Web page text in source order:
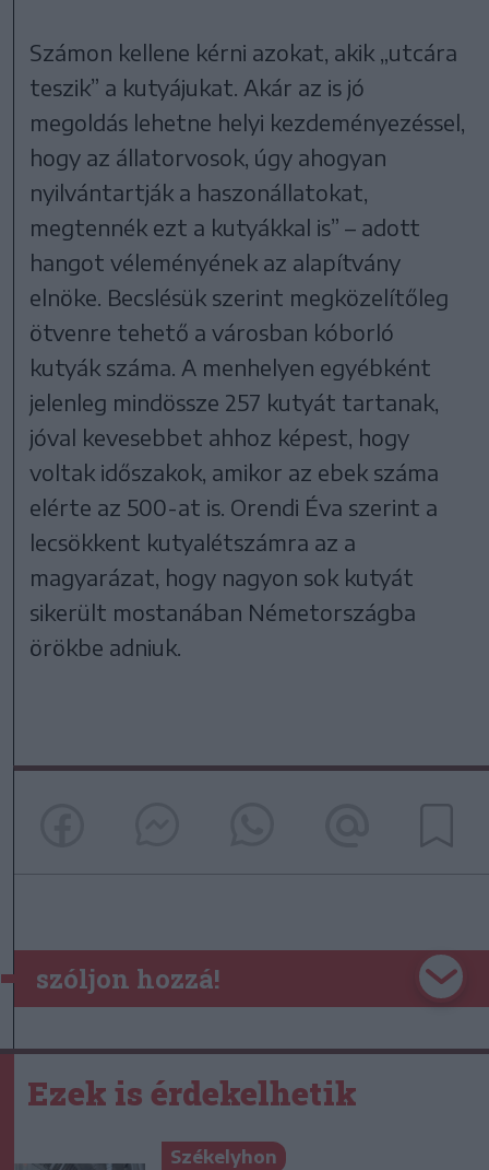
Számon kellene kérni azokat, akik „utcára
teszik” a kutyájukat. Akár az is jó
megoldás lehetne helyi kezdeményezéssel,
hogy az állatorvosok, úgy ahogyan
nyilvántartják a haszonállatokat,
megtennék ezt a kutyákkal is” – adott
hangot véleményének az alapítvány
elnöke. Becslésük szerint megközelítőleg
ötvenre tehető a városban kóborló
kutyák száma. A menhelyen egyébként
jelenleg mindössze 257 kutyát tartanak,
jóval kevesebbet ahhoz képest, hogy
voltak időszakok, amikor az ebek száma
elérte az 500-at is. Orendi Éva szerint a
lecsökkent kutyalétszámra az a
magyarázat, hogy nagyon sok kutyát
sikerült mostanában Németországba
örökbe adniuk.
szóljon hozzá!
Ezek is érdekelhetik
Székelyhon